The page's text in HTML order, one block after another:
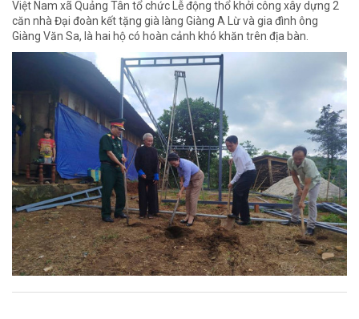
Việt Nam xã Quảng Tân tổ chức Lễ động thổ khởi công xây dựng 2
căn nhà Đại đoàn kết tặng già làng Giàng A Lừ và gia đình ông
Giàng Văn Sa, là hai hộ có hoàn cảnh khó khăn trên địa bàn.